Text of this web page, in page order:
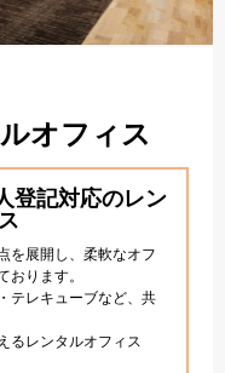
オフィス
登記対応のレン
を展開し、柔軟なオフ
おります。
テレキューブなど、共
るレンタルオフィス